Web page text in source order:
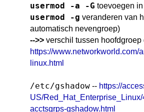
usermod -a -G toevoegen
usermod -g veranderen van
automatisch nevengroep)
-->> verschil tussen hoofdgroep
https://www.networkworld.com/
linux.html
/etc/gshadow -- https://
US/
acctsgrps-gshadow.html